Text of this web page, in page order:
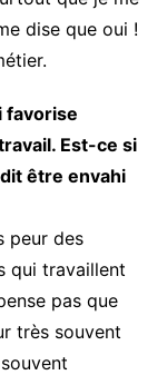
dise que oui !
favorise
Est-ce si
être envahi
peur des
qui travaillent
pas que
très souvent